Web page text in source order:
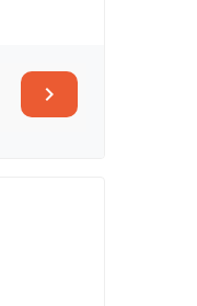
chevron_right